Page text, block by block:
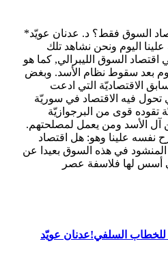
السوق فقط؟ د. عدنان عويّد*
اليوم ونحن نشاهد تلك
السوق الليبرالي, كما هو
بعد سقوط نظام الأسد. وبغض
الاقتصاديّة التي ادعت
تحول فيه الاقتصاد في سوريّة
تقوده قوى من البرجوازيّة
آل الأسد ومن يعمل لمصلحتهم.
علينا وهو: هل اقتصاد
في هذه السوق بعيدا عن
أسس لها فلاسفة عصر
السلفي!عدنان عويّد